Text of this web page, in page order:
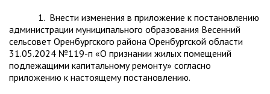
1. Внести изменения в приложение к постановлению
администрации муниципального образования Весенний
сельсовет Оренбургского района Оренбургской области
31.05.2024 №119-п «О признании жилых помещений
подлежащими капитальному ремонту» согласно
приложению к настоящему постановлению.